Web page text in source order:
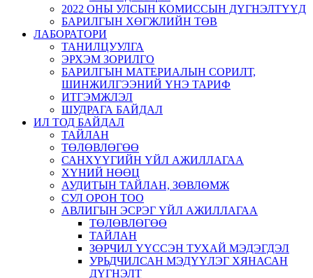
2022 ОНЫ УЛСЫН КОМИССЫН ДҮГНЭЛТҮҮД
БАРИЛГЫН ХӨГЖЛИЙН ТӨВ
ЛАБОРАТОРИ
ТАНИЛЦУУЛГА
ЭРХЭМ ЗОРИЛГО
БАРИЛГЫН МАТЕРИАЛЫН СОРИЛТ,
ШИНЖИЛГЭЭНИЙ ҮНЭ ТАРИФ
ИТГЭМЖЛЭЛ
ШУДРАГА БАЙДАЛ
ИЛ ТОД БАЙДАЛ
ТАЙЛАН
ТӨЛӨВЛӨГӨӨ
САНХҮҮГИЙН ҮЙЛ АЖИЛЛАГАА
ХҮНИЙ НӨӨЦ
АУДИТЫН ТАЙЛАН, ЗӨВЛӨМЖ
СУЛ ОРОН ТОО
АВЛИГЫН ЭСРЭГ ҮЙЛ АЖИЛЛАГАА
ТӨЛӨВЛӨГӨӨ
ТАЙЛАН
ЗӨРЧИЛ ҮҮССЭН ТУХАЙ МЭДЭГДЭЛ
УРЬДЧИЛСАН МЭДҮҮЛЭГ ХЯНАСАН
ДҮГНЭЛТ